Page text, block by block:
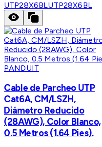
UTP28X6BLUTP28X6BL
PANDUIT
Cable de Parcheo UTP
Cat6A, CM/LSZH,
Diámetro Reducido
(28AWG), Color Blanco,
0.5 Metros (1.64 Pies).